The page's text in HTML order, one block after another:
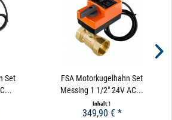
Set
FSA Motorkugelhahn Set
Messing 1 1/2" 24V AC...
Inhalt1
349,90 € *